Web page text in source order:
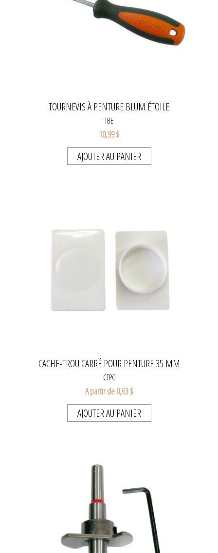
TOURNEVIS À PENTURE BLUM ÉTOILE
TBE
10,99 $
AJOUTER AU PANIER
CACHE-TROU CARRÉ POUR PENTURE 35 MM
CTPC
A partir de 0,63 $
AJOUTER AU PANIER